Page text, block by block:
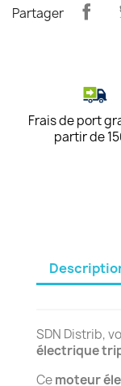
Partager
Frais de port
partir de
SDN Distrib,
électrique
Cemoteur